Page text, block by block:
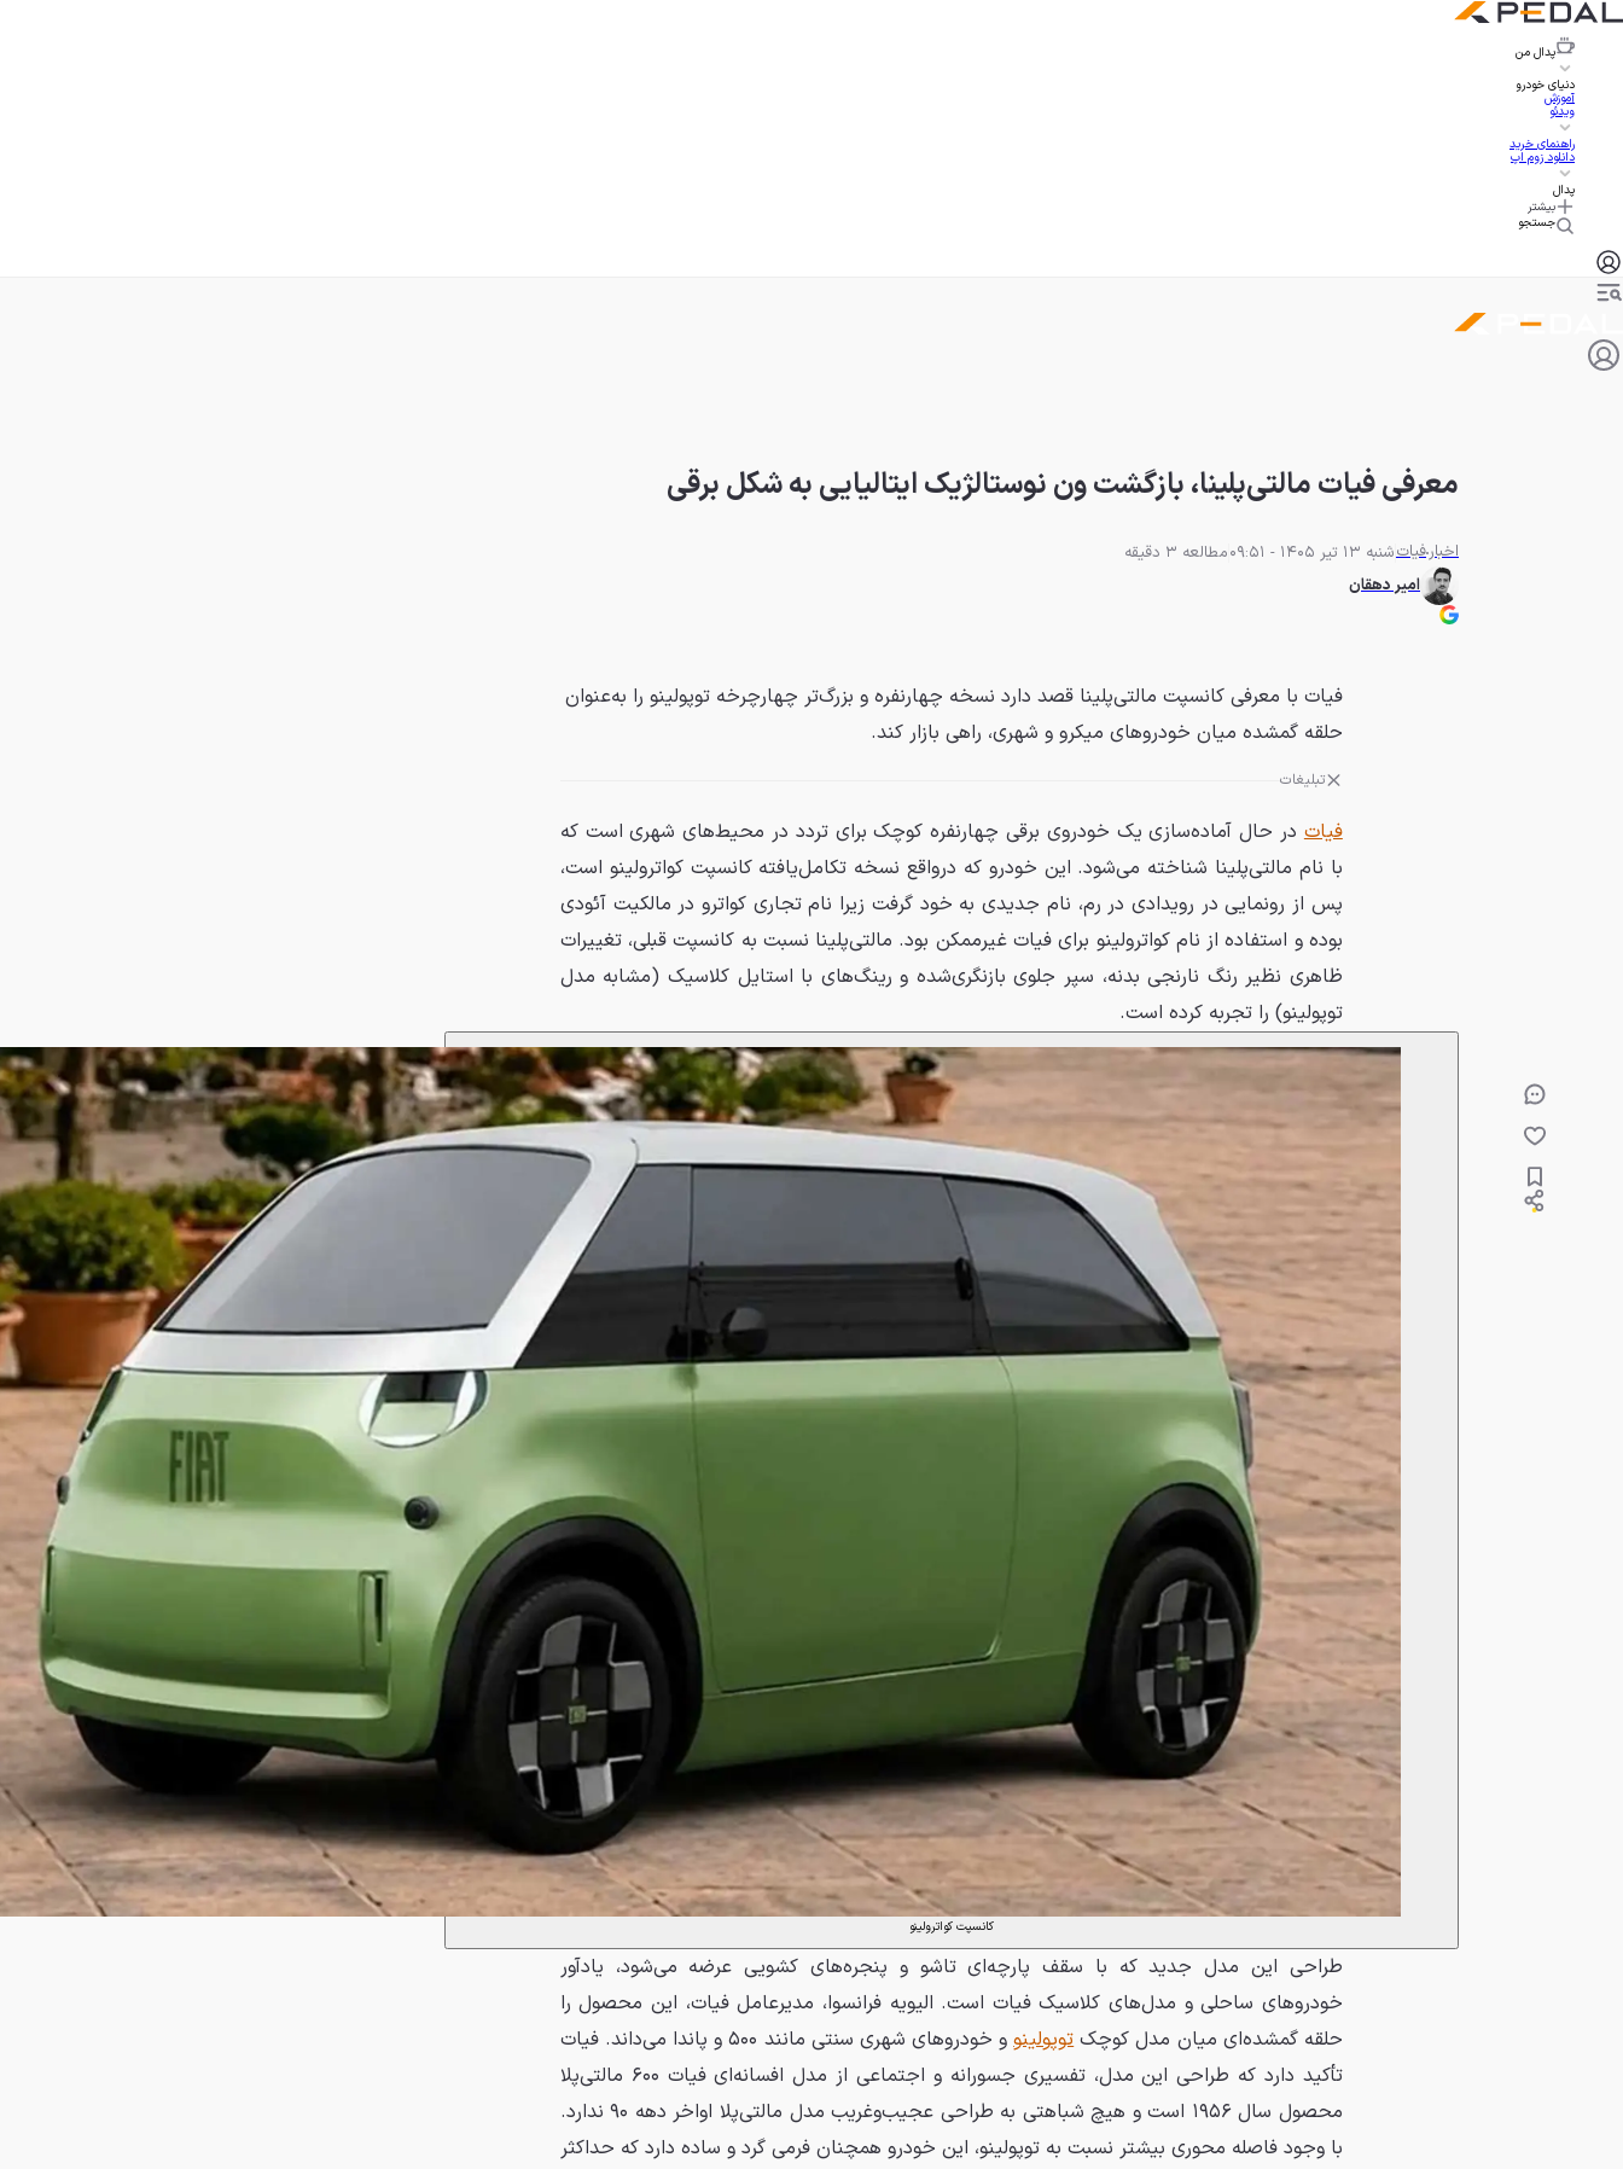
پدال من
دنیای خودرو
آموزش
ویدئو
راهنمای خرید
دانلود زوم اپ
پدال
بیشتر
جستجو
معرفی فیات مالتی‌پلینا، بازگشت ون نوستالژیک ایتالیایی به شکل برقی
اخبارفیاتشنبه 13 تیر 1405 - 09:51
مطالعه 3 دقیقه
امیر دهقان
فیات با معرفی کانسپت مالتی‌پلینا قصد دارد نسخه چهارنفره و بزرگ‌تر چهارچرخه توپولینو را به‌عنوان
حلقه گمشده میان خودروهای میکرو و شهری، راهی بازار کند.
تبلیغات
فیاتدر حال آماده‌سازی یک خودروی برقی چهارنفره کوچک برای تردد در محیط‌های شهری است که
با نام مالتی‌پلینا شناخته می‌شود. این خودرو که درواقع نسخه تکامل‌یافته کانسپت کواترولینو است،
پس از رونمایی در رویدادی در رم، نام جدیدی به خود گرفت زیرا نام تجاری کواترو در مالکیت آئودی
بوده و استفاده از نام کواترولینو برای فیات غیرممکن بود. مالتی‌پلینا نسبت به کانسپت قبلی، تغییرات
ظاهری نظیر رنگ نارنجی بدنه، سپر جلوی بازنگری‌شده و رینگ‌های با استایل کلاسیک (مشابه مدل
توپولینو) را تجربه کرده است.
کانسپت کواترولینو
طراحی این مدل جدید که با سقف پارچه‌ای تاشو و پنجره‌های کشویی عرضه می‌شود، یادآور
خودروهای ساحلی و مدل‌های کلاسیک فیات است. الیویه فرانسوا، مدیرعامل فیات، این محصول را
حلقه گمشده‌ای میان مدل کوچکتوپولینو
و خودروهای شهری سنتی مانند ۵۰۰ و پاندا می‌داند. فیات
تأکید دارد که طراحی این مدل، تفسیری جسورانه و اجتماعی از مدل افسانه‌ای فیات ۶۰۰ مالتی‌پلا
محصول سال ۱۹۵۶ است و هیچ شباهتی به طراحی عجیب‌وغریب مدل مالتی‌پلا اواخر دهه ۹۰ ندارد.
با وجود فاصله محوری بیشتر نسبت به توپولینو، این خودرو همچنان فرمی گرد و ساده دارد که حداکثر